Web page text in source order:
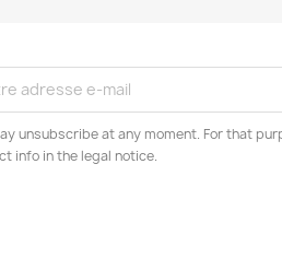
unsubscribe at any moment. For that
info in the legal notice.